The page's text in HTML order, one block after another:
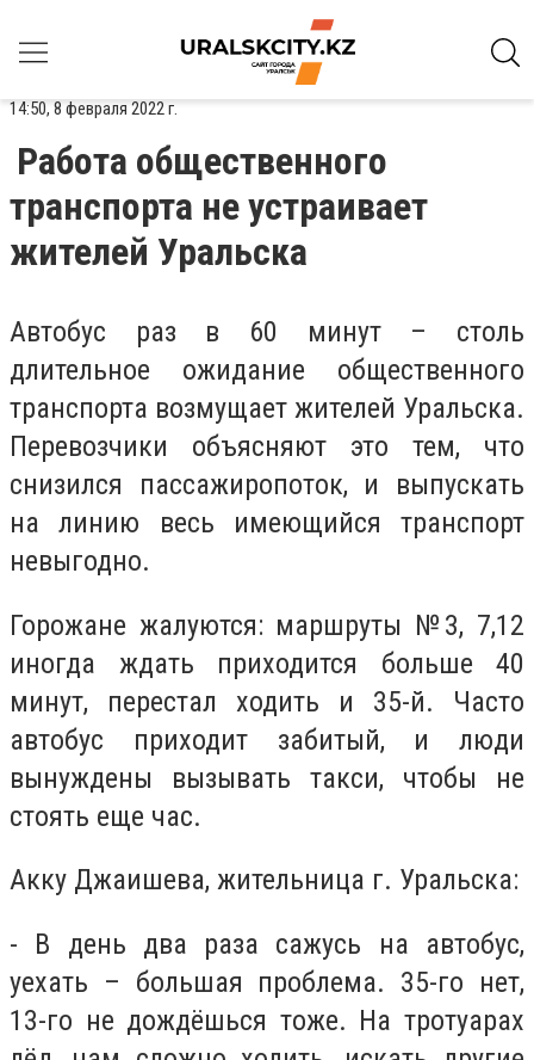
14:50, 8 февраля 2022 г.
Работа общественного
транспорта не устраивает
жителей Уральска
Автобус раз в 60 минут – столь
длительное ожидание общественного
транспорта возмущает жителей Уральска.
Перевозчики объясняют это тем, что
снизился пассажиропоток, и выпускать
на линию весь имеющийся транспорт
невыгодно.
Горожане жалуются: маршруты №3, 7,12
иногда ждать приходится больше 40
минут, перестал ходить и 35-й. Часто
автобус приходит забитый, и люди
вынуждены вызывать такси, чтобы не
стоять еще час.
Акку Джаишева, жительница г. Уральска:
- В день два раза сажусь на автобус,
уехать – большая проблема. 35-го нет,
13-го не дождёшься тоже. На тротуарах